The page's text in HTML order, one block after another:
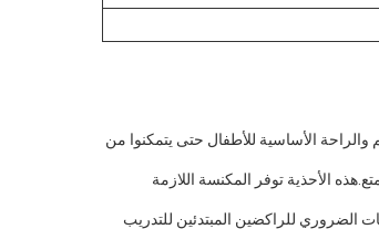
والراحة الأساسية للأطفال حتى يتمكنوا من
الأحذية توفر المكنسة اللازمة
الضروري للراكضين المبتدئين للتدريب